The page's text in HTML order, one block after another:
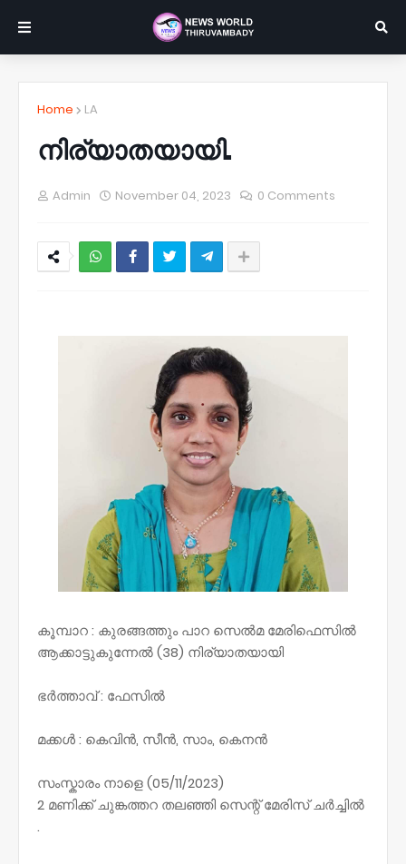
Home LA
നിര്യാതയായി.
Admin November 04, 2023 0 Comments
കൂമ്പാറ : കുരങ്ങത്തും പാറ സെൽമ മേരിഫെസിൽ
ആക്കാട്ടുകുന്നേൽ (38) നിര്യാതയായി
ഭർത്താവ് : ഫേസിൽ
മക്കൾ : കെവിൻ, സീൻ, സാം, കെനൻ
സംസ്കാരം നാളെ (05/11/2023)
2 മണിക്ക് ചുങ്കത്തറ തലഞ്ഞി സെന്റ് മേരിസ് ചർച്ചിൽ
.